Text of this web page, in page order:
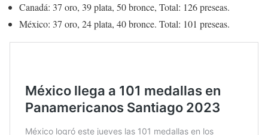
Canadá: 37 oro, 39 plata, 50 bronce, Total: 126 preseas.
México: 37 oro, 24 plata, 40 bronce. Total: 101 preseas.